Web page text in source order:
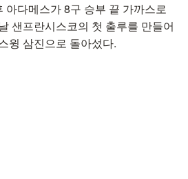
아다메스가 8구 승부 끝 가까스로
샌프란시스코의 첫 출루를 만들어
윙 삼진으로 돌아섰다.